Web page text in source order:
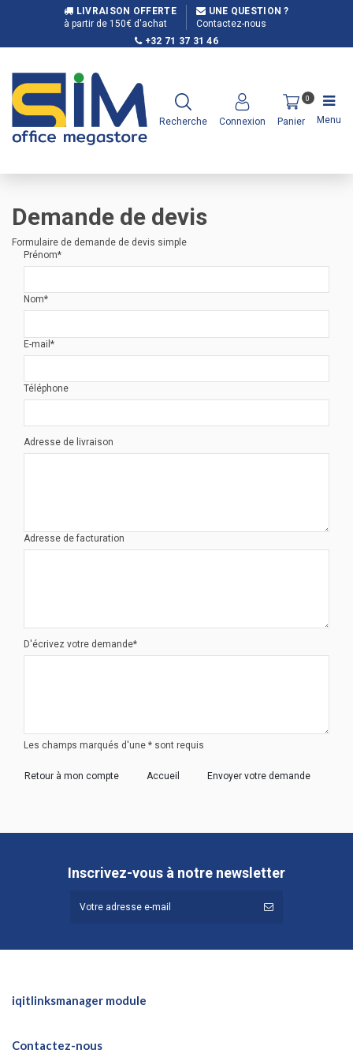
LIVRAISON OFFERTE
à partir de 150€ d'achat
UNE QUESTION ?
Contactez-nous
+32 71 37 31 46
Recherche Connexion
0
Panier Menu
Demande de devis
Formulaire de demande de devis simple
Prénom*
Nom*
E-mail*
Téléphone
Adresse de livraison
Adresse de facturation
D'écrivez votre demande*
Les champs marqués d'une * sont requis
Retour à mon compte Accueil Envoyer votre demande
Inscrivez-vous à notre newsletter
iqitlinksmanager module
Contactez-nous